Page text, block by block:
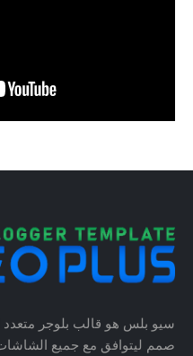
سيو بلس هو قالب بلوجر متعدد
صمم ليتوافق مع جميع